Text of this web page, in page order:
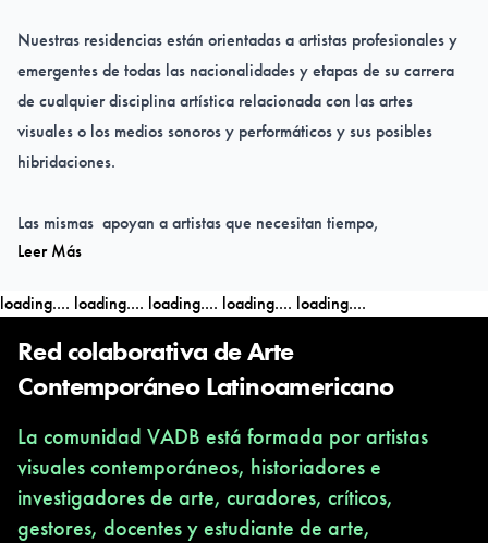
Nuestras residencias están orientadas a artistas profesionales y
emergentes de todas las nacionalidades y etapas de su carrera
de cualquier disciplina artística relacionada con las artes
visuales o los medios sonoros y performáticos y sus posibles
hibridaciones.
Las mismas apoyan a artistas que necesitan tiempo,
conocimientos técnicos, equipamiento y/o la retroalimentación
Nuestras acciones aspiran a generar un proceso transformador
que alimente al artista residente con nuevas experiencias y
conocimientos que le permitan encontrar nuevos caminos o
profundizar en contenidos artísticos pertinentes a su obra.
Leer Más
loading.... loading.... loading.... loading.... loading....
Red colaborativa de Arte
Contemporáneo Latinoamericano
La comunidad VADB está formada por artistas
visuales contemporáneos, historiadores e
investigadores de arte, curadores, críticos,
gestores, docentes y estudiante de arte,